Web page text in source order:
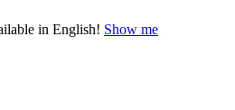
in English! Show me